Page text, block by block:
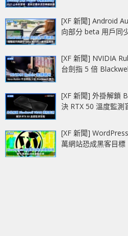
[XF 新聞] Android
向部分 beta 用戶同
[XF 新聞] NVIDIA
台劍指 5 倍
[XF 新聞] 外掛解鎖
決 RTX 50 溫度監測
[XF 新聞]
萬網站恐成黑客目標